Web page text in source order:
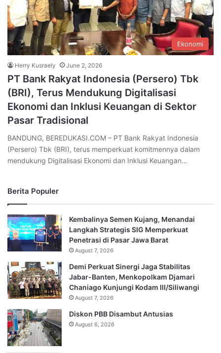
Ekonomi
Herry Kusraely June 2, 2026
PT Bank Rakyat Indonesia (Persero) Tbk
(BRI), Terus Mendukung Digitalisasi
Ekonomi dan Inklusi Keuangan di Sektor
Pasar Tradisional
BANDUNG, BEREDUKASI.COM – PT Bank Rakyat Indonesia
(Persero) Tbk (BRI), terus memperkuat komitmennya dalam
mendukung Digitalisasi Ekonomi dan Inklusi Keuangan…
Berita Populer
Kembalinya Semen Kujang, Menandai
Langkah Strategis SIG Memperkuat
Penetrasi di Pasar Jawa Barat
August 7, 2026
Demi Perkuat Sinergi Jaga Stabilitas
Jabar-Banten, Menkopolkam Djamari
Chaniago Kunjungi Kodam III/Siliwangi
August 7, 2026
Diskon PBB Disambut Antusias
August 6, 2026